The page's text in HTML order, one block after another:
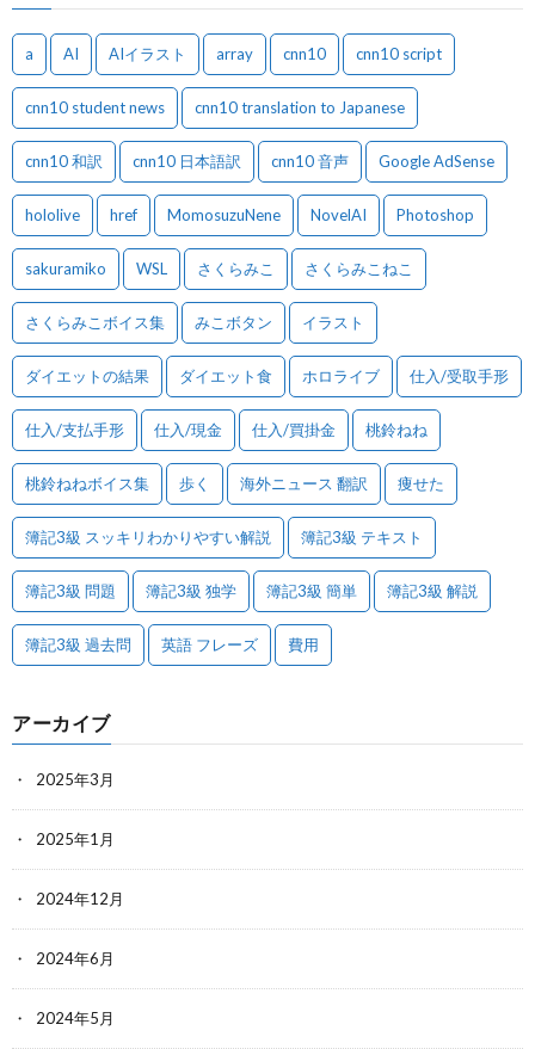
a AI AIイラスト array cnn10 cnn10 script
cnn10 student news cnn10 translation to Japanese
cnn10 和訳 cnn10 日本語訳 cnn10 音声 Google AdSense
hololive href MomosuzuNene NovelAI Photoshop
sakuramiko WSL さくらみこ さくらみこねこ
さくらみこボイス集 みこボタン イラスト
ダイエットの結果 ダイエット食 ホロライブ 仕入/受取手形
仕入/支払手形 仕入/現金 仕入/買掛金 桃鈴ねね
桃鈴ねねボイス集 歩く 海外ニュース 翻訳 痩せた
簿記3級 スッキリわかりやすい解説 簿記3級 テキスト
簿記3級 問題 簿記3級 独学 簿記3級 簡単 簿記3級 解説
簿記3級 過去問 英語 フレーズ 費用
アーカイブ
2025年3月
2025年1月
2024年12月
2024年6月
2024年5月